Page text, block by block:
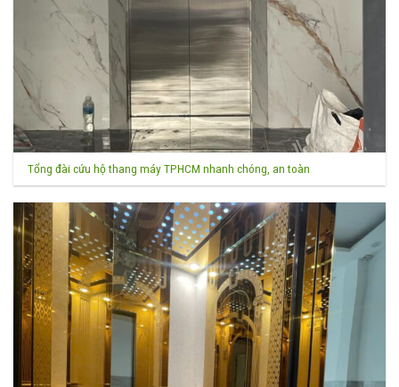
Tổng đài cứu hộ thang máy TPHCM nhanh chóng, an toàn